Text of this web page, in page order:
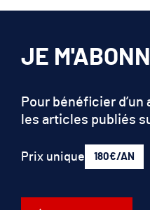
JE
Pour bénéficier
les articles publiés
Prix unique 180€/AN